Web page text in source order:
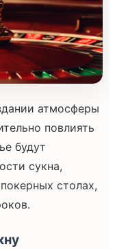
атмосферы
повлиять
будут
сукна,
столах,